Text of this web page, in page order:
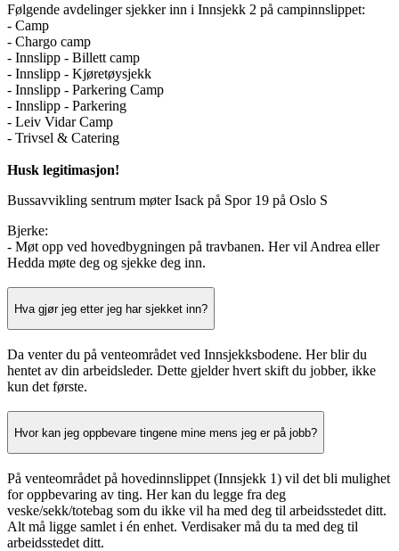
Følgende avdelinger sjekker inn i Innsjekk 2 på campinnslippet:
- Camp
- Chargo camp
- Innslipp - Billett camp
- Innslipp - Kjøretøysjekk
- Innslipp - Parkering Camp
- Innslipp - Parkering
- Leiv Vidar Camp
- Trivsel & Catering
Husk legitimasjon!
Bussavvikling sentrum møter Isack på Spor 19 på Oslo S
Bjerke:
- Møt opp ved hovedbygningen på travbanen. Her vil Andrea eller
Hedda møte deg og sjekke deg inn.
Hva gjør jeg etter jeg har sjekket inn?
Da venter du på venteområdet ved Innsjekksbodene. Her blir du
hentet av din arbeidsleder. Dette gjelder hvert skift du jobber, ikke
kun det første.
Hvor kan jeg oppbevare tingene mine mens jeg er på jobb?
På venteområdet på hovedinnslippet (Innsjekk 1) vil det bli mulighet
for oppbevaring av ting. Her kan du legge fra deg
veske/sekk/totebag som du ikke vil ha med deg til arbeidsstedet ditt.
Alt må ligge samlet i én enhet. Verdisaker må du ta med deg til
arbeidsstedet ditt.